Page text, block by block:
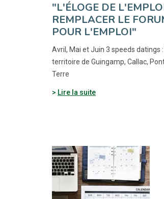
"L'ÉLOGE DE
REMPLACER LE
POUR L'EMPLOI"
Avril, Mai et Juin 3 speeds datings
territoire de Guingamp, Callac,
Terre
Lire la suite